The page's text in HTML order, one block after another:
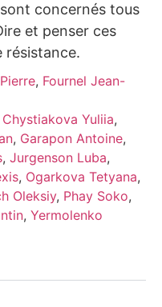
concernés tous
et penser ces
résistance.
, Fournel Jean-
Chystiakova Yuliia,
, Garapon Antoine,
, Jurgenson Luba,
, Ogarkova Tetyana,
Oleksiy, Phay Soko,
, Yermolenko